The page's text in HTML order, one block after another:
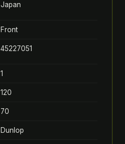
Japan
Front
45227051
1
120
70
Dunlop